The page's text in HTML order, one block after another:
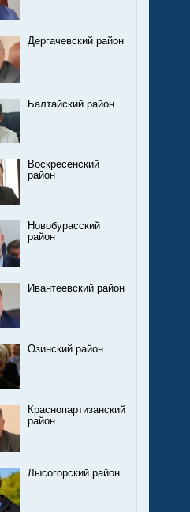
Дергачевский район
Балтайский район
Воскресенский
район
Новобурасский
район
Ивантеевский район
Озинский район
Краснопартизанский
район
Лысогорский район